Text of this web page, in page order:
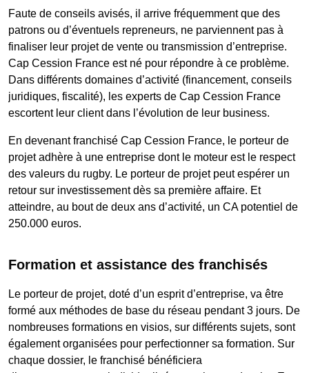
Faute de conseils avisés, il arrive fréquemment que des
patrons ou d’éventuels repreneurs, ne parviennent pas à
finaliser leur projet de vente ou transmission d’entreprise.
Cap Cession France est né pour répondre à ce problème.
Dans différents domaines d’activité (financement, conseils
juridiques, fiscalité), les experts de Cap Cession France
escortent leur client dans l’évolution de leur business.
En devenant franchisé Cap Cession France, le porteur de
projet adhère à une entreprise dont le moteur est le respect
des valeurs du rugby. Le porteur de projet peut espérer un
retour sur investissement dès sa première affaire. Et
atteindre, au bout de deux ans d’activité, un CA potentiel de
250.000 euros.
Formation et assistance des franchisés
Le porteur de projet, doté d’un esprit d’entreprise, va être
formé aux méthodes de base du réseau pendant 3 jours. De
nombreuses formations en visios, sur différents sujets, sont
également organisées pour perfectionner sa formation. Sur
chaque dossier, le franchisé bénéficiera